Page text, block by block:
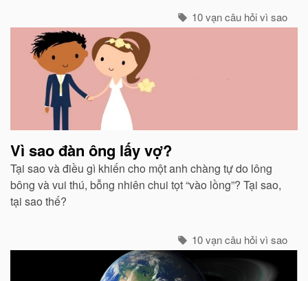
10 vạn câu hỏi vì sao
Vì sao đàn ông lấy vợ?
Tại sao và điều gì khiến cho một anh chàng tự do lông
bông và vui thú, bỗng nhiên chui tọt “vào lồng”? Tại sao,
tại sao thế?
10 vạn câu hỏi vì sao